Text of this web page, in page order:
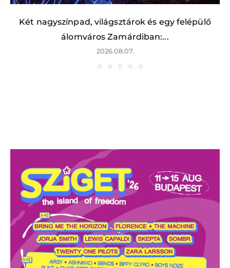
Két nagyszínpad, világsztárok és egy felépülő
álomváros Zamárdiban:...
2026.08.07.